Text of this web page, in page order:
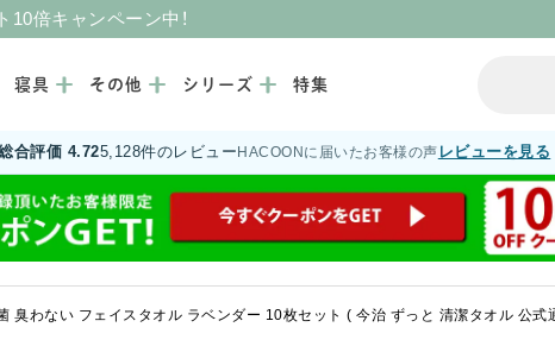
倍キャンペーン中！
寝具 その他 シリーズ 特集
合評価 4.725,128件のレビューHACOONに届いたお客様の声 レビューを見る
臭わない フェイスタオル ラベンダー 10枚セット ( 今治 ずっと 清潔タオル 公